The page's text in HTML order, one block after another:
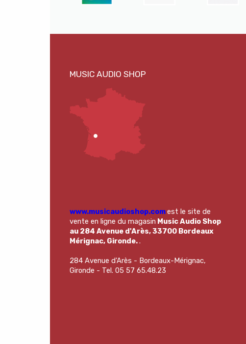
www.musicaudioshop.comest le site de
vente en ligne du magasin Music Audio Shop
au 284 Avenue d'Arès, 33700 Bordeaux
Mérignac, Gironde..
284 Avenue d'Arès - Bordeaux-Mérignac,
Gironde - Tel. 05 57 65.48.23